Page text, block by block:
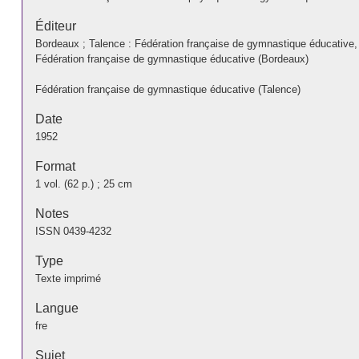
Éditeur
Bordeaux ; Talence : Fédération française de gymnastique
Fédération française de gymnastique éducative (Bordeaux)
Fédération française de gymnastique éducative (Talence)
Date
1952
Format
1 vol. (62 p.) ; 25 cm
Notes
ISSN 0439-4232
Type
Texte imprimé
Langue
fre
Sujet